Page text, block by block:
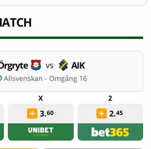
vs AIK
Allsvenskan - Omgång 16
3.60 2.45